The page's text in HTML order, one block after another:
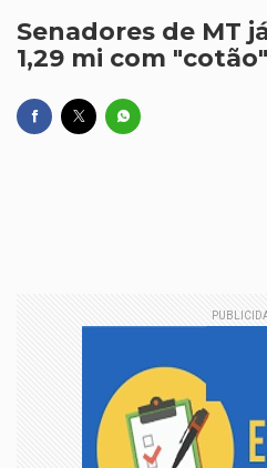
Senadores de MT
1,29 mi com